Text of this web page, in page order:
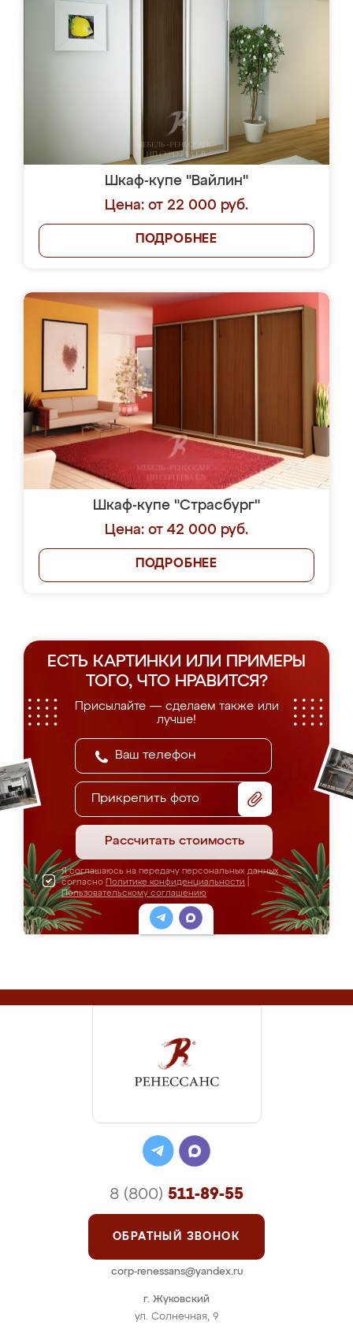
Шкаф-купе "Вайлин"
Цена: от 22 000 руб.
ПОДРОБНЕЕ
Шкаф-купе "Страсбург"
Цена: от 42 000 руб.
ПОДРОБНЕЕ
ЕСТЬ КАРТИНКИ ИЛИ ПРИМЕРЫ
ТОГО, ЧТО НРАВИТСЯ?
Присылайте — сделаем также или
лучше!
Прикрепить фото
Рассчитать стоимость
Я соглашаюсь на передачу персональных данных
согласно Политике конфиденциальности
Пользовательскому соглашению
г. Жуковский
ул. Солнечная, 9
8 (800) 511-89-55
ОБРАТНЫЙ ЗВОНОК
corp-renessans@yandex.ru